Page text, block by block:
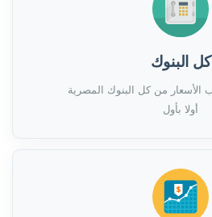
كل البنوك
من كل البنوك المصرية
أولا بأول